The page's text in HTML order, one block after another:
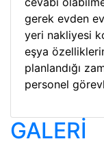
gerek evden
yeri nakliyesi
eşya
planlandığı
personel
GALERİ